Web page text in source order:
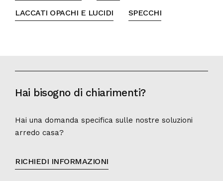
LACCATI OPACHI E LUCIDI SPECCHI
Hai bisogno di chiarimenti?
Hai una domanda specifica sulle nostre soluzioni
arredo casa?
RICHIEDI INFORMAZIONI